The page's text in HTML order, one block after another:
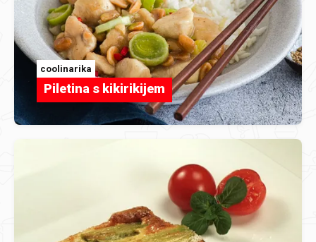
coolinarika
Piletina s kikirikijem